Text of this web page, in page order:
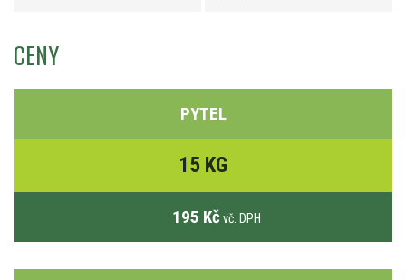
CENY
PYTEL
15 KG
195 Kč vč. DPH